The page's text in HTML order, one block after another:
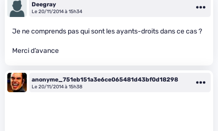
Deegray
Le 20/11/2014 à 15h34
Je ne comprends pas qui sont les ayants-droits dans ce cas ?
Merci d’avance
anonyme_751eb151a3e6ce065481d43bf0d18298
Le 20/11/2014 à 15h38